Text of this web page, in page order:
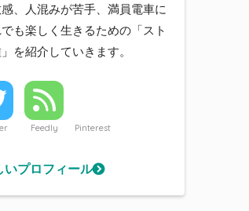
、人混みが苦手、満員電車に
も楽しく生きるための「スト
を紹介していきます。
Feedly Pinterest
いプロフィール